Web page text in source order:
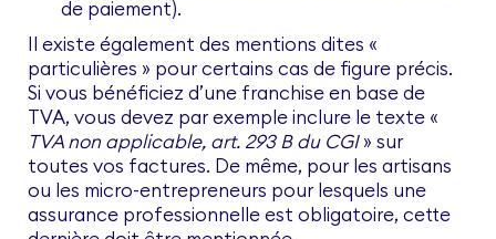
de paiement).
Il existe également des mentions dites «
particulières » pour certains cas de figure précis.
Si vous bénéficiez d’une franchise en base de
TVA, vous devez par exemple inclure le texte «
TVA non applicable, art. 293 B du CGI» sur
toutes vos factures. De même, pour les artisans
ou les micro-entrepreneurs pour lesquels une
assurance professionnelle est obligatoire, cette